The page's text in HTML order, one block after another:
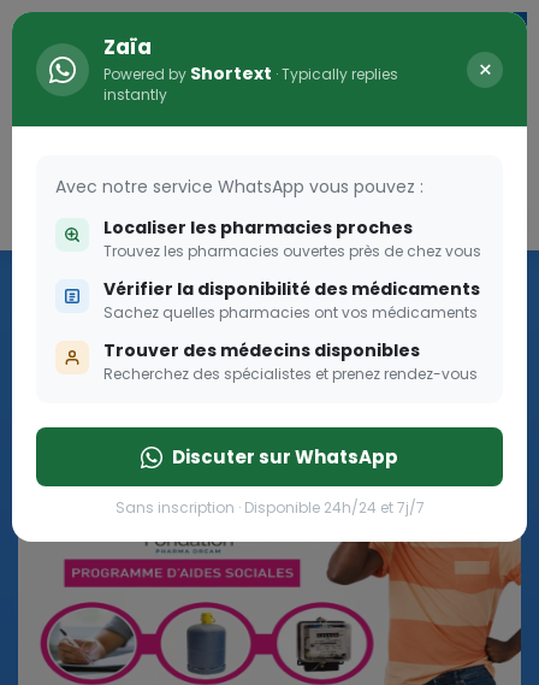
Les aides sociales Pharma
Dream
Les aides sociales Pharma Dream, des aides qui tombent à
Go
Zaïa
Powered by Shortext · Typically replies
instantly
×
Avec notre service WhatsApp vous pouvez :
Localiser les pharmacies proches
Trouvez les pharmacies ouvertes près de chez vous
Vérifier la disponibilité des médicaments
Sachez quelles pharmacies ont vos médicaments
Trouver des médecins disponibles
Recherchez des spécialistes et prenez rendez-vous
Discuter sur WhatsApp
Sans inscription · Disponible 24h/24 et 7j/7